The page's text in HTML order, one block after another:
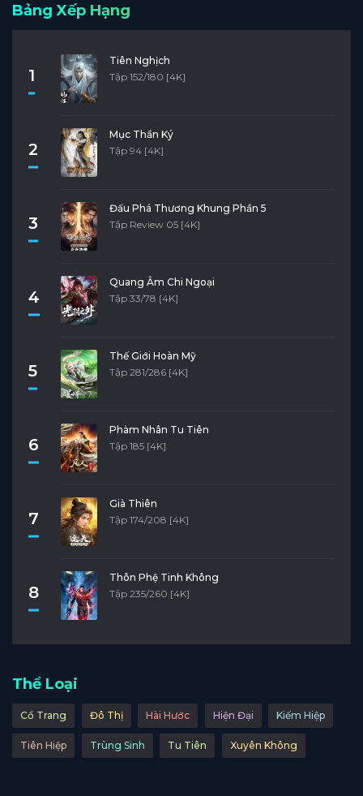
Bảng Xếp Hạng
1
Tiên Nghịch
Tập 152/180 [4K]
2
Mục Thần Ký
Tập 94 [4K]
3
Đấu Phá Thương Khung Phần 5
Tập Review 05 [4K]
4
Quang Âm Chi Ngoại
Tập 33/78 [4K]
5
Thế Giới Hoàn Mỹ
Tập 281/286 [4K]
6
Phàm Nhân Tu Tiên
Tập 185 [4K]
7
Già Thiên
Tập 174/208 [4K]
8
Thôn Phệ Tinh Không
Tập 235/260 [4K]
Thể Loại
Cổ Trang Đô Thị Hài Hước Hiện Đại Kiếm Hiệp
Tiên Hiệp Trùng Sinh Tu Tiên Xuyên Không